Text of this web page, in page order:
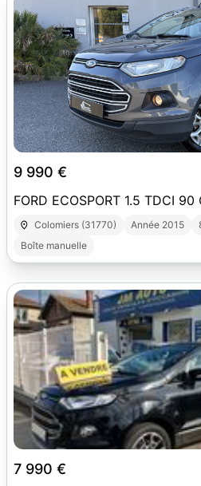
9 990 €
FORD ECOSPORT 1.5 TDCI 90
Colomiers (31770) Année 2015
Boîte manuelle
7 990 €